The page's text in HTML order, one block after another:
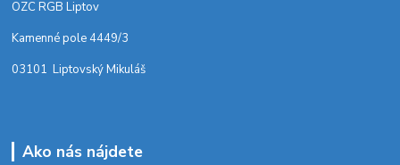
OZC RGB Liptov
Kamenné pole 4449/3
03101 Liptovský Mikuláš
Ako nás nájdete